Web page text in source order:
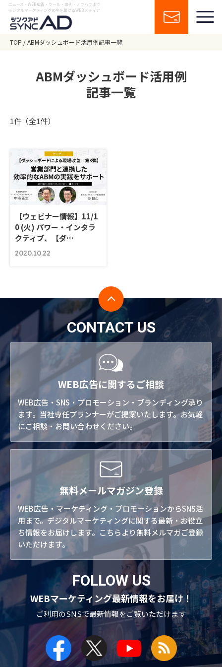
ニュース・WEB広告・ツール・事例・ノウハウまで
デジタルマーケティングの今を届けるWEBメディア
TOP ABMダッシュボード活用例記事一覧
ABMダッシュボード活用例
記事一覧
1件（全1件）
【ウェビナー情報】11/1
0 (火) パワー・インタラ
クティブ、【ダ…
2020.10.22
CONTACT US
WEB広告に関するご相談
WEB広告・SNS・プロモーション・ブランディング承り
ます。当社専任プランナーがご提案いたします。お気軽
にご相談・お問い合わせください。
無料メールマガジン登録
WEB広告・マーケティング・プロモーションからSNS活
用まで。デジタルマーケティングに関する最新・お役立
ち情報をお届けします。こちらより無料メルマガご登録
いただけます。
FOLLOW US
WEBマーケティング最新情報をお届け！
ご利用のSNSで最新情報をご覧いただけます